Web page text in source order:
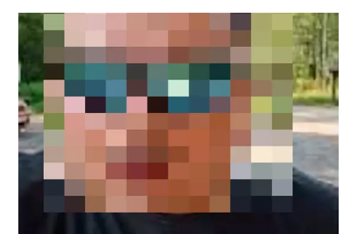
udało nam się ustalić, funkcjonariusze poszukują
mężczyzny, który może posiadać niebezpieczne
narzędzie, nieoficjalnie broń i stanowić zagrożenie
dla osób postronnych.